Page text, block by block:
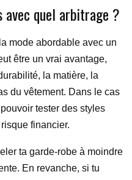
avec quel arbitrage ?
mode abordable avec un
être un vrai avantage,
la matière, la
du vêtement. Dans le cas
tester des styles
financier.
ta garde-robe à moindre
En revanche, si tu